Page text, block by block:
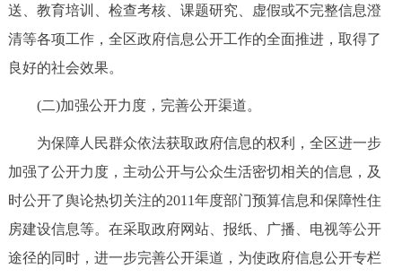
ESPAÑOL العربية PORTUGUÊS
送、教育培训、检查考核、课题研究、虚假或不完整信息澄
清等各项工作，全区政府信息公开工作的全面推进，取得了
良好的社会效果。
(二)加强公开力度，完善公开渠道。
为保障人民群众依法获取政府信息的权利，全区进一步
加强了公开力度，主动公开与公众生活密切相关的信息，及
时公开了舆论热切关注的2011年度部门预算信息和保障性住
房建设信息等。在采取政府网站、报纸、广播、电视等公开
途径的同时，进一步完善公开渠道，为使政府信息公开专栏